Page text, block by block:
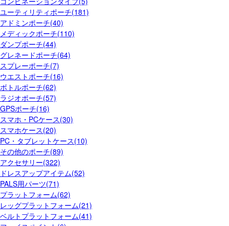
ユーティリティポーチ(181)
アドミンポーチ(40)
メディックポーチ(110)
ダンプポーチ(44)
グレネードポーチ(64)
スプレーポーチ(7)
ウエストポーチ(16)
ボトルポーチ(62)
ラジオポーチ(57)
GPSポーチ(16)
スマホ・PCケース(30)
スマホケース(20)
PC・タブレットケース(10)
その他のポーチ(89)
アクセサリー(322)
ドレスアップアイテム(52)
PALS用パーツ(71)
プラットフォーム(62)
レッグプラットフォーム(21)
ベルトプラットフォーム(41)